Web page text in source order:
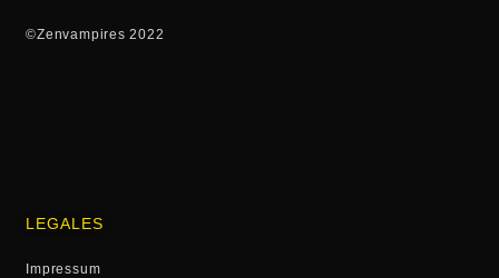
©Zenvampires 2022
LEGALES
Impressum